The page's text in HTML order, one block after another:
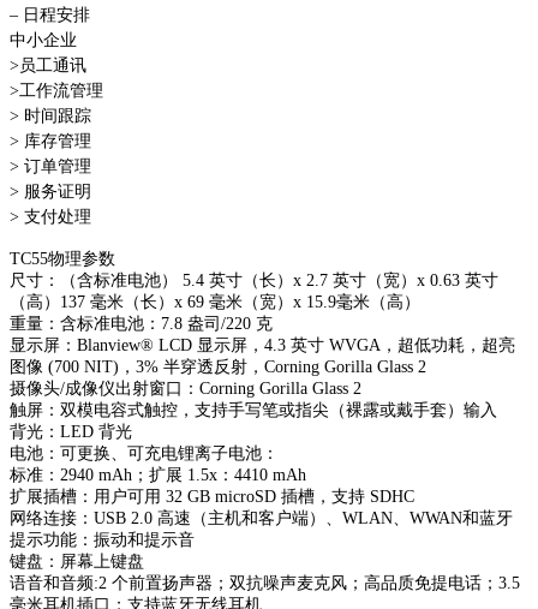
– 日程安排
中小企业
>员工通讯
>工作流管理
> 时间跟踪
> 库存管理
> 订单管理
> 服务证明
> 支付处理
TC55物理参数
尺寸：（含标准电池） 5.4 英寸（长）x 2.7 英寸（宽）x 0.63 英寸
（高）137 毫米（长）x 69 毫米（宽）x 15.9毫米（高）
重量：含标准电池：7.8 盎司/220 克
显示屏：Blanview® LCD 显示屏，4.3 英寸 WVGA，超低功耗，超亮
图像 (700 NIT)，3% 半穿透反射，Corning Gorilla Glass 2
摄像头/成像仪出射窗口：Corning Gorilla Glass 2
触屏：双模电容式触控，支持手写笔或指尖（裸露或戴手套）输入
背光：LED 背光
电池：可更换、可充电锂离子电池：
标准：2940 mAh；扩展 1.5x：4410 mAh
扩展插槽：用户可用 32 GB microSD 插槽，支持 SDHC
网络连接：USB 2.0 高速（主机和客户端）、WLAN、WWAN和蓝牙
提示功能：振动和提示音
键盘：屏幕上键盘
语音和音频:2 个前置扬声器；双抗噪声麦克风；高品质免提电话；3.5
毫米耳机插口；支持蓝牙无线耳机